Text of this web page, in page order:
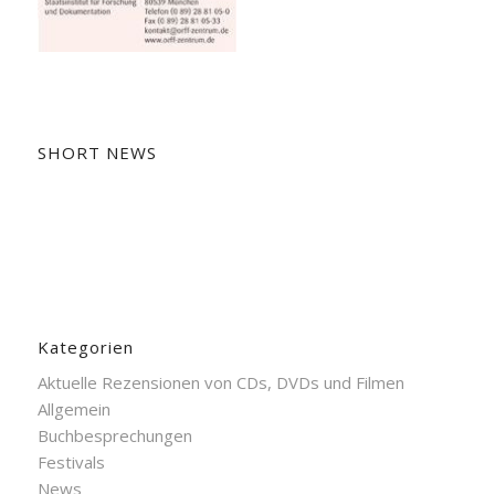
SHORT NEWS
Kategorien
Aktuelle Rezensionen von CDs, DVDs und Filmen
Allgemein
Buchbesprechungen
Festivals
News